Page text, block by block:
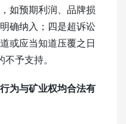
如预期利润、品牌损
确纳入；四是超诉讼
或应当知道压覆之日
予支持。
为与矿业权均合法有